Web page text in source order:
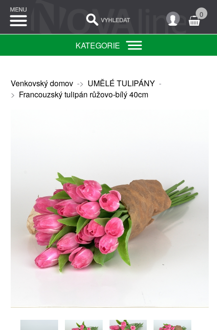
0
KATEGORIE
Venkovský domov-> UMĚLÉ TULIPÁNY-
> Francouzský tulipán růžovo-bílý 40cm